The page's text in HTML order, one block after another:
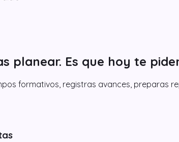
planear. Es que hoy te
formativos, registras avances,